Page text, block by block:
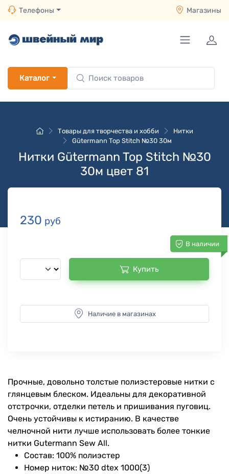
Телефоны Магазины
Каталог
Товары для творчества и хобби
Нитки
Gütermann Top Stitch №30 30м
Нитки Gütermann Top Stitch №30
30м цвет 81
230 руб
В наличии
Купить
Наличие в магазинах
Прочные, довольно толстые полиэстеровые нитки с
глянцевым блеском. Идеальны для декоративной
отстрочки, отделки петель и пришивания пуговиц.
Очень устойчивы к истиранию. В качестве
челночной нити лучше использовать более тонкие
нитки Gutermann Sew All.
Состав: 100% полиэстер
Номер ниток: №30 dtex 1000(3)